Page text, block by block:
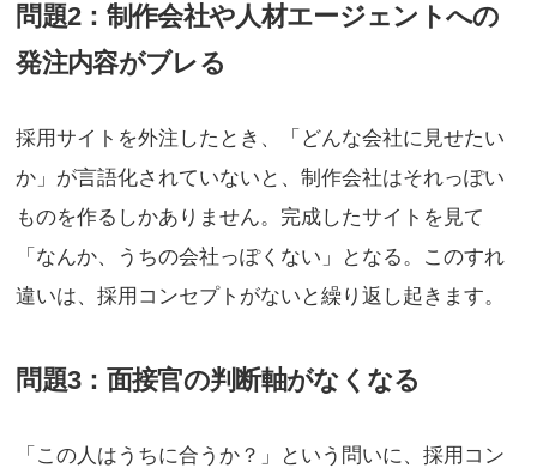
問題2：制作会社や人材エージェントへの
発注内容がブレる
採用サイトを外注したとき、「どんな会社に見せたい
か」が言語化されていないと、制作会社はそれっぽい
ものを作るしかありません。完成したサイトを見て
「なんか、うちの会社っぽくない」となる。このすれ
違いは、採用コンセプトがないと繰り返し起きます。
問題3：面接官の判断軸がなくなる
「この人はうちに合うか？」という問いに、採用コン